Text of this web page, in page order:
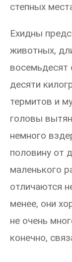
степных
Ехидны
животных,
восемьдесят
десяти
термитов и
головы
немного
половину от
маленького
отличаются
менее, они
не очень
конечно,